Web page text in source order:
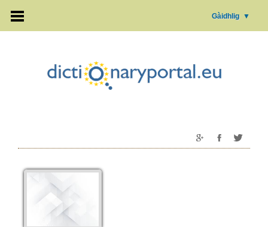
Gàidhlig ▼